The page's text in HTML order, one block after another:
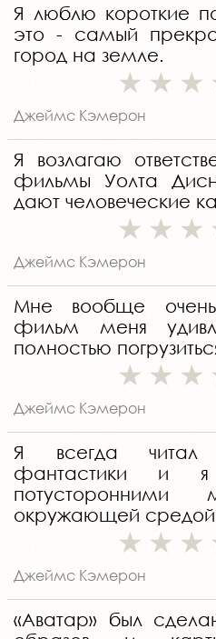
Я люблю короткие
это - самый
город на земле.
Джеймс Кэмерон
Я возлагаю
фильмы Уолта
дают человеческие
Джеймс Кэмерон
Мне вообще очень
фильм меня
полностью
Джеймс Кэмерон
Я всегда читал
фантастики и
потусторонними
окружающей
Джеймс Кэмерон
«Аватар» был